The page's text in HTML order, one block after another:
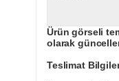
Ürün görseli
olarak
Teslimat